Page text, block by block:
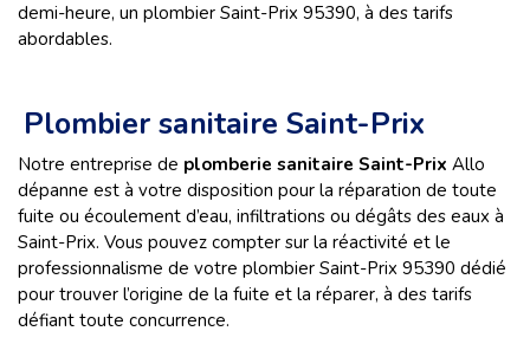
demi-heure, un plombier Saint-Prix 95390, à des tarifs
abordables.
Plombier sanitaire Saint-Prix
Notre entreprise de plomberie sanitaire Saint-Prix Allo
dépanne est à votre disposition pour la réparation de toute
fuite ou écoulement d’eau, infiltrations ou dégâts des eaux à
Saint-Prix. Vous pouvez compter sur la réactivité et le
professionnalisme de votre plombier Saint-Prix 95390 dédié
pour trouver l’origine de la fuite et la réparer, à des tarifs
défiant toute concurrence.